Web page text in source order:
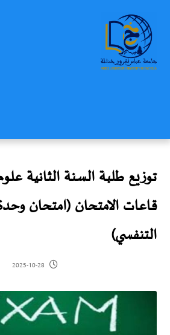
توزيع طلبة السنة الثانية
قاعات الامتحان (امتحان وحدة
التنفسي)
2025-10-28